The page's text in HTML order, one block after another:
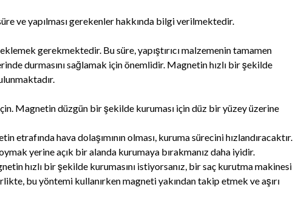
ve yapılması gerekenler hakkında bilgi verilmektedir.
gerekmektedir. Bu süre, yapıştırıcı malzemenin tamamen
durmasını sağlamak için önemlidir. Magnetin hızlı bir şekilde
Magnetin düzgün bir şekilde kuruması için düz bir yüzey üzerine
etrafında hava dolaşımının olması, kuruma sürecini hızlandıracaktır.
yerine açık bir alanda kurumaya bırakmanız daha iyidir.
hızlı bir şekilde kurumasını istiyorsanız, bir saç kurutma makinesi
bu yöntemi kullanırken magneti yakından takip etmek ve aşırı